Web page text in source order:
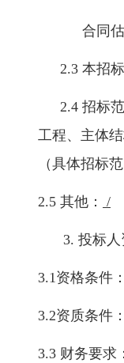
合同
2.3 本招
2.4 招标
工程、主体
（具体招标
2.5 其他： /
3. 投标
3.1资格条件
3.2资质条件
3.3 财务要求